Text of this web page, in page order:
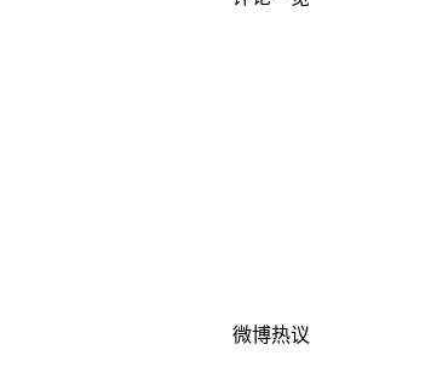
微博热议